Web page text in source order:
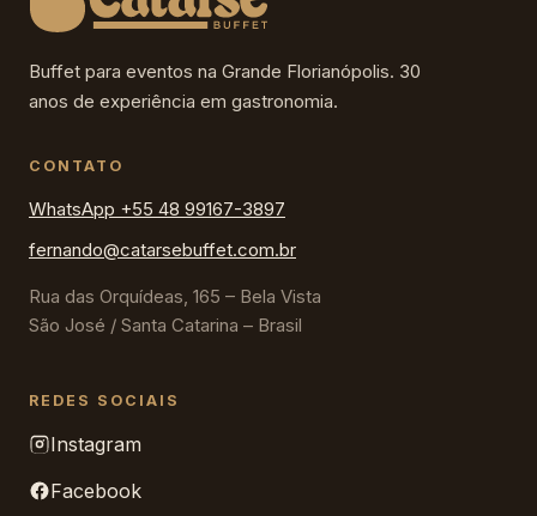
Buffet para eventos na Grande Florianópolis. 30
anos de experiência em gastronomia.
CONTATO
WhatsApp +55 48 99167-3897
fernando@catarsebuffet.com.br
Rua das Orquídeas, 165 – Bela Vista
São José / Santa Catarina – Brasil
REDES SOCIAIS
Instagram
Facebook